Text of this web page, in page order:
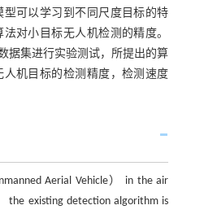
型可以学习到不同尺度目标的特
对小目标无人机检测的精度。
据集进行实验测试，所提出的算
人机目标的检测精度，检测速度
Aerial Vehicle） in the air
the existing detection algorithm is